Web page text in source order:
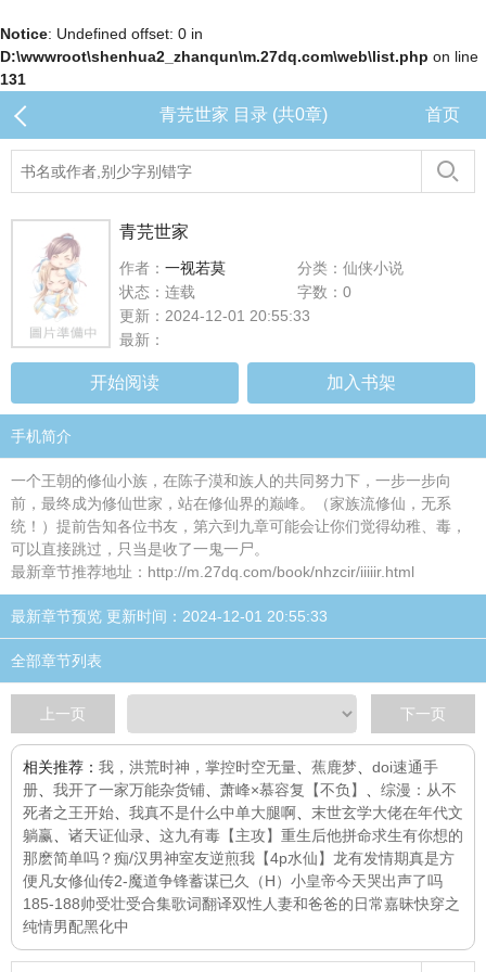
Notice: Undefined offset: 0 in
D:\wwwroot\shenhua2_zhanqun\m.27dq.com\web\list.php on line
131
青芫世家 目录 (共0章) 首页
青芫世家
作者： 一视若莫
分类：仙侠小说
状态：连载
字数：0
更新：2024-12-01 20:55:33
最新：
开始阅读 加入书架
手机简介
一个王朝的修仙小族，在陈子漠和族人的共同努力下，一步一步向
前，最终成为修仙世家，站在修仙界的巅峰。（家族流修仙，无系
统！）提前告知各位书友，第六到九章可能会让你们觉得幼稚、毒，
可以直接跳过，只当是收了一鬼一尸。
最新章节推荐地址：http://m.27dq.com/book/nhzcir/iiiiir.html
最新章节预览 更新时间：2024-12-01 20:55:33
全部章节列表
上一页 下一页
相关推荐： 我，洪荒时神，掌控时空无量 蕉鹿梦
doi速通手
册
我开了一家万能杂货铺 萧峰×慕容复【不负】
综漫：从不
死者之王开始
我真不是什么中单大腿啊
末世玄学大佬在年代文
躺赢
诸天证仙录 这九有毒 【主攻】重生后他拼命求生有你想的
那麽简单吗？痴/汉男神室友逆煎我 【4p水仙】龙有发情期真是方
便 凡女修仙传2-魔道争锋蓄谋已久（H） 小皇帝今天哭出声了吗
185-188帅受壮受合集歌词翻译双性人妻和爸爸的日常嘉昧快穿之
纯情男配黑化中